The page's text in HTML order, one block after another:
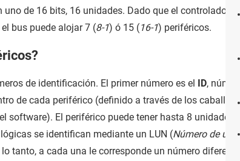
de 16 bits, 16 unidades. Dado que el controlador
bus puede alojar 7 (8-1) ó 15 (16-1) periféricos.
de identificación. El primer número es el ID,
de cada periférico (definido a través de los caballetes
software). El periférico puede tener hasta 8 unidades
se identifican mediante un LUN (Número de
tanto, a cada una le corresponde un número diferente.